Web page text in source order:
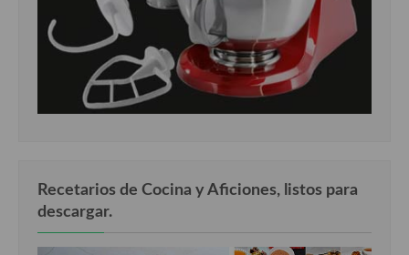
Recetarios de Cocina y Aficiones, listos para
descargar.